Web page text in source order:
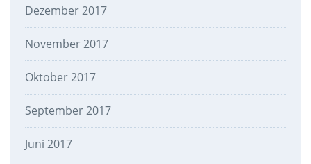
Dezember 2017
November 2017
Oktober 2017
September 2017
Juni 2017